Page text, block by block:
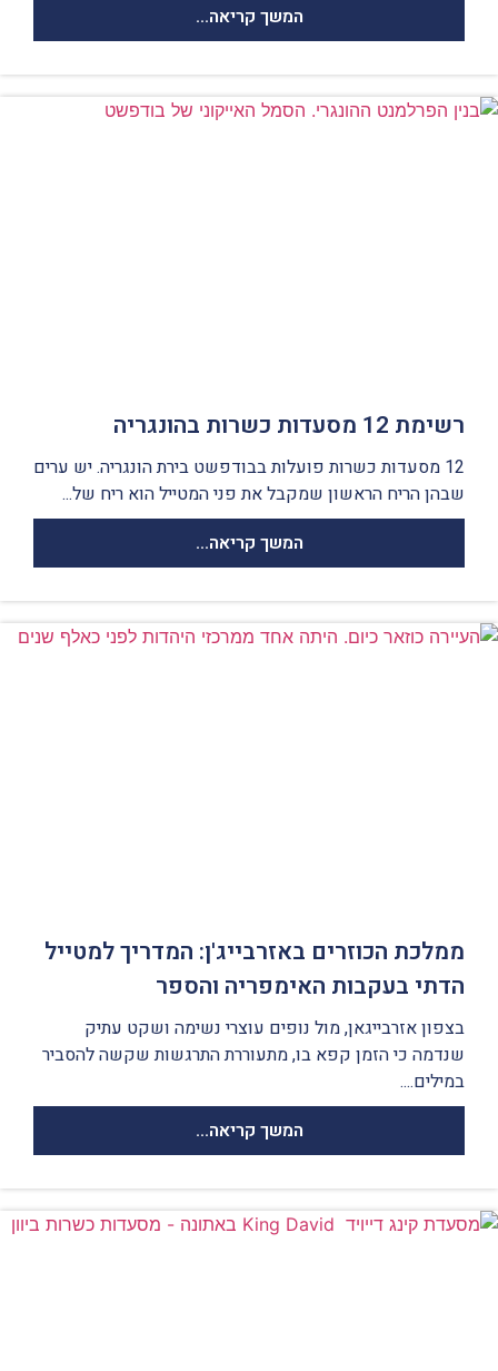
המשך קריאה...
רשימת 12 מסעדות כשרות בהונגריה
12 מסעדות כשרות פועלות בבודפשט בירת הונגריה. יש ערים
שבהן הריח הראשון שמקבל את פני המטייל הוא ריח של...
המשך קריאה...
ממלכת הכוזרים באזרבייג'ן: המדריך למטייל
הדתי בעקבות האימפריה והספר
בצפון אזרבייגאן, מול נופים עוצרי נשימה ושקט עתיק
שנדמה כי הזמן קפא בו, מתעוררת התרגשות שקשה להסביר
במילים....
המשך קריאה...